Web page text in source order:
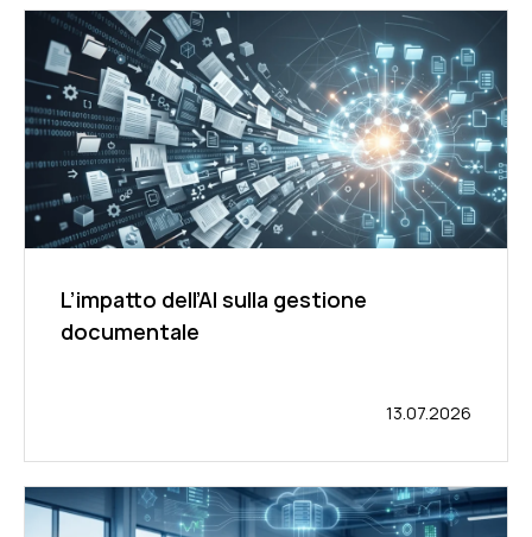
L’impatto dell’AI sulla gestione
documentale
13.07.2026